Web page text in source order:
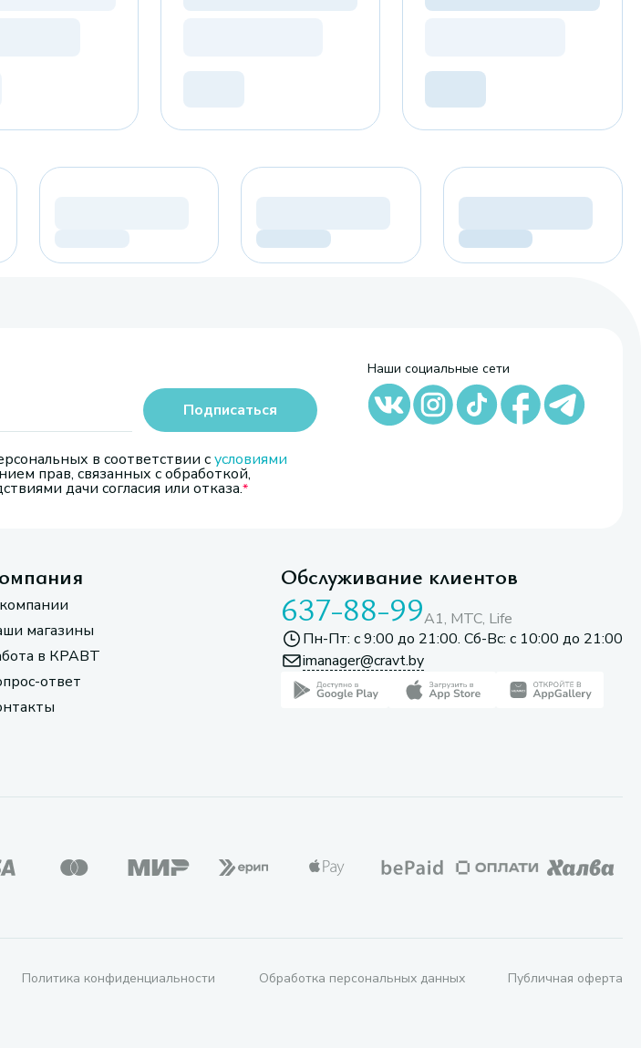
в соответствии сусловиями
прав, связанных с обработкой,
дачи согласия или отказа.
Подписаться
Наши социальные сети
магазины
в КРАВТ
ответ
Обслуживание клиентов
637-88-99A1, МТС, Life
Пн-Пт: с 9:00 до 21:00. Сб-Вс: с 10:00 до 21:00
imanager@cravt.by
Политика конфиденциальности Обработка персональных данных Публичная оферта